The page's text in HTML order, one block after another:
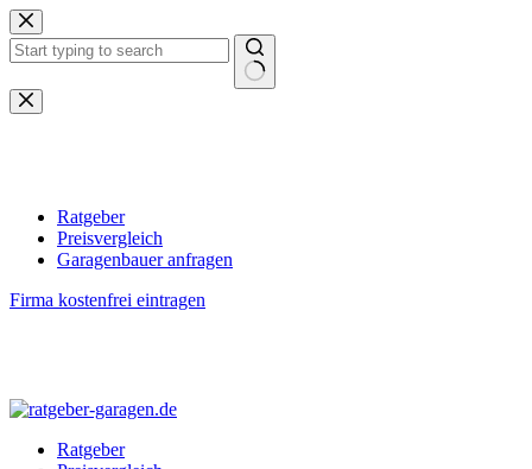
Zum
Inhalt
springen
Keine
Ergebnisse
Ratgeber
Preisvergleich
Garagenbauer anfragen
Firma kostenfrei eintragen
Ratgeber